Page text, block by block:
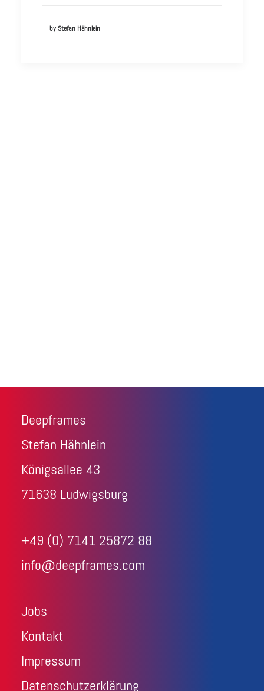
by Stefan Hähnlein
Deepframes
Stefan Hähnlein
Königsallee 43
71638 Ludwigsburg
+49 (0) 7141 25872 88
info@deepframes.com
Jobs
Kontakt
Impressum
Datenschutzerklärung